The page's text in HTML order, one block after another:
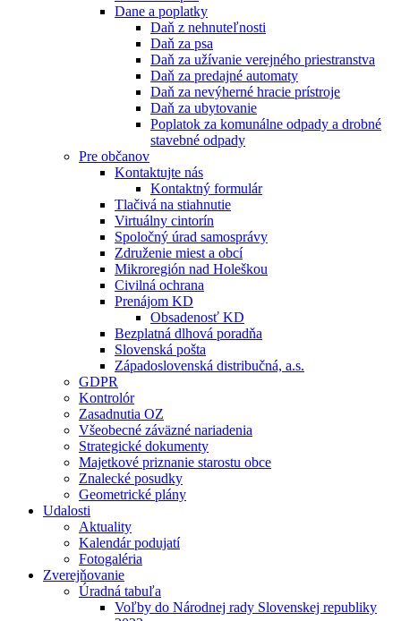
Dane a poplatky
Daň z nehnuteľnosti
Daň za psa
Daň za užívanie verejného priestranstva
Daň za predajné automaty
Daň za nevýherné hracie prístroje
Daň za ubytovanie
Poplatok za komunálne odpady a drobné
stavebné odpady
Pre občanov
Kontaktujte nás
Kontaktný formulár
Tlačivá na stiahnutie
Virtuálny cintorín
Spoločný úrad samosprávy
Združenie miest a obcí
Mikroregión nad Holeškou
Civilná ochrana
Prenájom KD
Obsadenosť KD
Bezplatná dlhová poradňa
Slovenská pošta
Západoslovenská distribučná, a.s.
GDPR
Kontrolór
Zasadnutia OZ
Všeobecné záväzné nariadenia
Strategické dokumenty
Majetkové priznanie starostu obce
Znalecké posudky
Geometrické plány
Udalosti
Aktuality
Kalendár podujatí
Fotogaléria
Zverejňovanie
Úradná tabuľa
Voľby do Národnej rady Slovenskej republiky